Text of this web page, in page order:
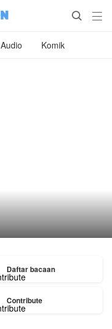
 
Audio Komik
Daftar bacaan
Contribute